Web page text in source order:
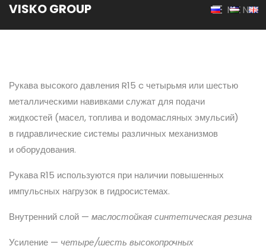
VISKO GROUP MENU
Рукава высокого давления R15 c четырьмя или шестью
металлическими навивками служат для подачи
жидкостей (масел, топлива и водомасляных эмульсий)
в гидравлические системы различных механизмов
и оборудования.
Рукава R15 используются при наличии повышенных
импульсных нагрузок в гидросистемах.
Внутренний слой — маслостойкая синтетическая резина
Усиление — четыре/шесть высокопрочных